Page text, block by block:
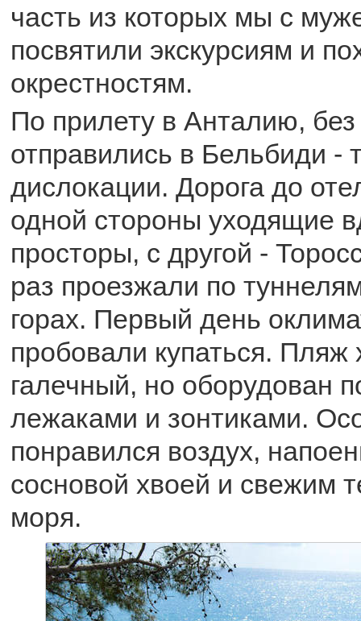
часть из которых мы с
посвятили экскурсиям и
окрестностям.
По прилету в Анталию,
отправились в Бельбиди -
дислокации. Дорога до
одной стороны уходящие
просторы, с другой -
раз проезжали по
горах. Первый день
пробовали купаться. Пляж
галечный, но оборудован
лежаками и зонтиками.
понравился воздух,
сосновой хвоей и свежим
моря.